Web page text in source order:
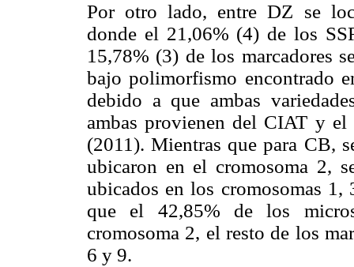
Por otro lado, entre DZ se
donde el 21,06% (4) de los
15,78% (3) de los marcadores
bajo polimorfismo encontrado
debido a que ambas
ambas provienen del CIAT y
(2011). Mientras que para CB,
ubicaron en el cromosoma 2,
ubicados en los cromosomas
que el 42,85% de los
cromosoma 2, el resto de los
6 y 9.